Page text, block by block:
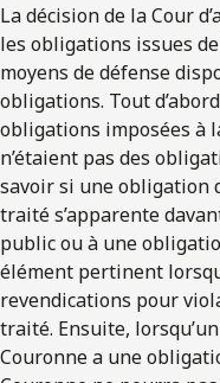
La décision de la Cour
les obligations issues
moyens de défense
obligations. Tout
obligations imposées à
n’étaient pas des
savoir si une obligation
traité s’apparente
public ou à une
élément pertinent
revendications pour
traité. Ensuite,
Couronne a une